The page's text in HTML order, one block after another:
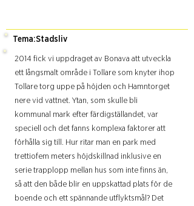
Tema:Stadsliv
2014 fick vi uppdraget av Bonava att utveckla
ett långsmalt område i Tollare som knyter ihop
Tollare torg uppe på höjden och Hamntorget
nere vid vattnet. Ytan, som skulle bli
kommunal mark efter färdigställandet, var
speciell och det fanns komplexa faktorer att
förhålla sig till. Hur ritar man en park med
trettiofem meters höjdskillnad inklusive en
serie trapplopp mellan hus som inte finns än,
så att den både blir en uppskattad plats för de
boende och ett spännande utflyktsmål? Det